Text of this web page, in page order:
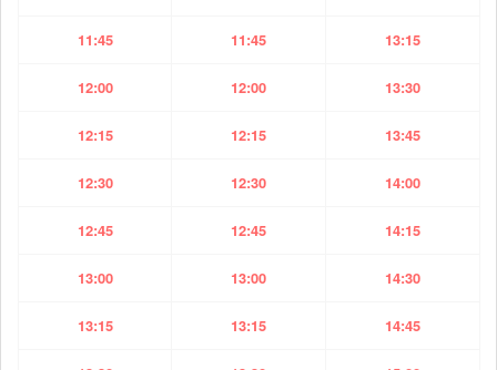
11:45 11:45 13:15
12:00 12:00 13:30
12:15 12:15 13:45
12:30 12:30 14:00
12:45 12:45 14:15
13:00 13:00 14:30
13:15 13:15 14:45